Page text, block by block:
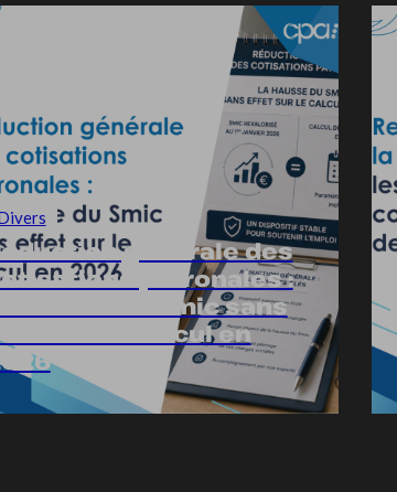
générale des
patronales :
la hausse du Smic sans
sur le calcul en